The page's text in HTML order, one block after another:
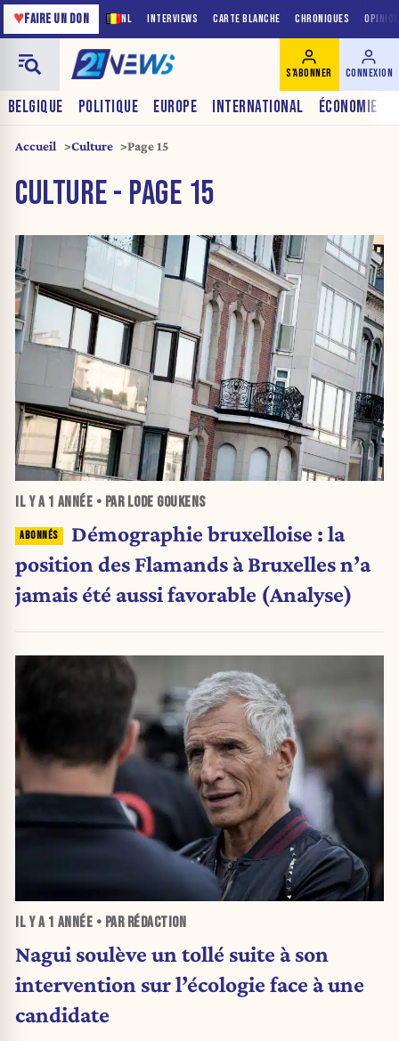
NL INTERVIEWS CARTE BLANCHE CHRONIQUES
♥FAIRE UN DON
BELGIQUE POLITIQUE EUROPE INTERNATIONAL ÉCONOMIE
S'ABONNER CONNEXION
Accueil Culture Page 15
CULTURE - PAGE 15
IL Y A 1 ANNÉE • PAR LODE GOUKENS
Démographie bruxelloise : la
position des Flamands à Bruxelles n’a
jamais été aussi favorable (Analyse)
IL Y A 1 ANNÉE • PAR RÉDACTION
Nagui soulève un tollé suite à son
intervention sur l’écologie face à une
candidate